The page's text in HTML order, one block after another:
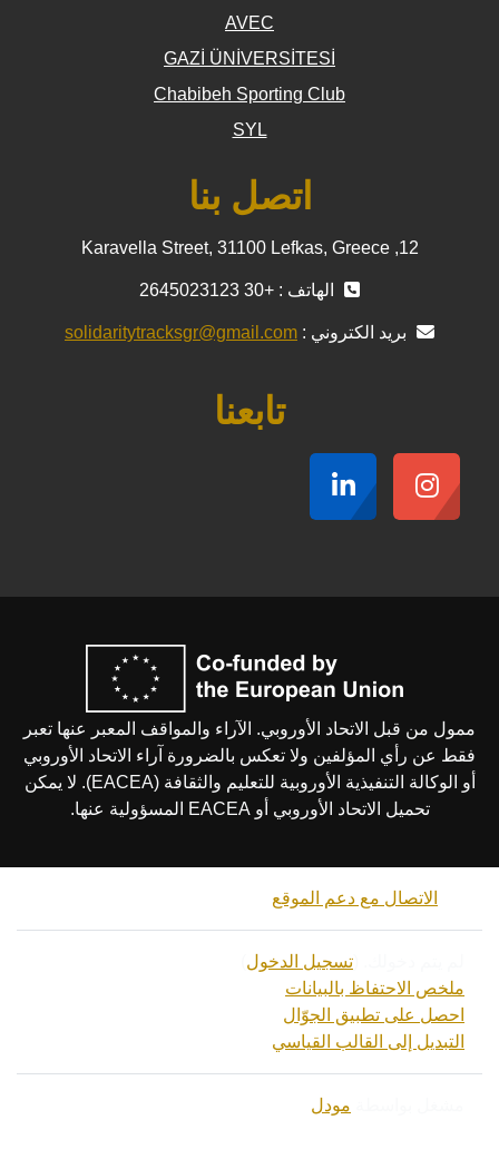
AVEC
GAZİ ÜNİVERSİTESİ
Chabibeh Sporting Club
SYL
اتصل بنا
12, Karavella Street, 31100 Lefkas, Greece
الهاتف : +30 2645023123
بريد الكتروني : solidaritytracksgr@gmail.com
تابعنا
ممول من قبل الاتحاد الأوروبي. الآراء والمواقف المعبر عنها تعبر
فقط عن رأي المؤلفين ولا تعكس بالضرورة آراء الاتحاد الأوروبي
أو الوكالة التنفيذية الأوروبية للتعليم والثقافة (EACEA). لا يمكن
تحميل الاتحاد الأوروبي أو EACEA المسؤولية عنها.
الاتصال مع دعم الموقع
تسجيل الدخول
ملخص الاحتفاظ بالبيانات
احصل على تطبيق الجوّال
التبديل إلى القالب القياسي
مودل